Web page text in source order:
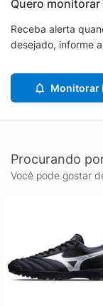
Quero monitorar
Receba alerta
desejado, informe
Monitorar
Procurando
Você pode gostar